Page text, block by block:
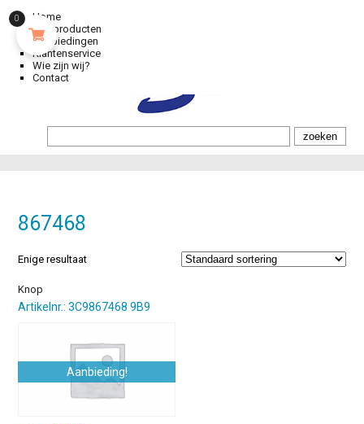
Home
Alle producten
Aanbiedingen
Klantenservice
Wie zijn wij?
Contact
867468
Enige resultaat
Knop
Artikelnr.: 3C9867468 9B9
Aanbieding!
0